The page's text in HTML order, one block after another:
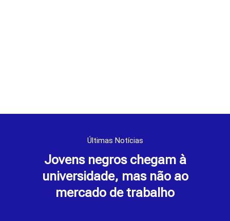
Últimas Notícias
Jovens negros chegam à
universidade, mas não ao
mercado de trabalho